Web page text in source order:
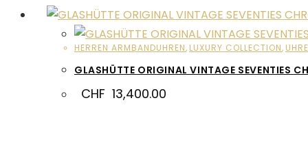
HERREN ARMBANDUHREN, LUXURY COLLECTION,
GLASHÜTTE ORIGINAL VINTAGE SEVENTIES
CHF 13,400.00